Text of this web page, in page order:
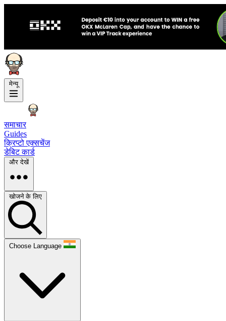
मेन्यू
समाचार
Guides
क्रिप्टो एक्सचेंज
डेबिट कार्ड
और देखें
खोजने के लिए
Choose Language